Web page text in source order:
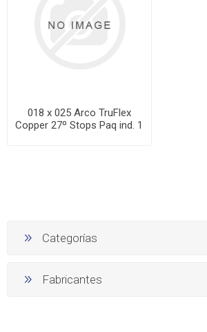
018 x 025 Arco TruFlex
Copper 27º Stops Paq ind. 1
Categorías
Fabricantes